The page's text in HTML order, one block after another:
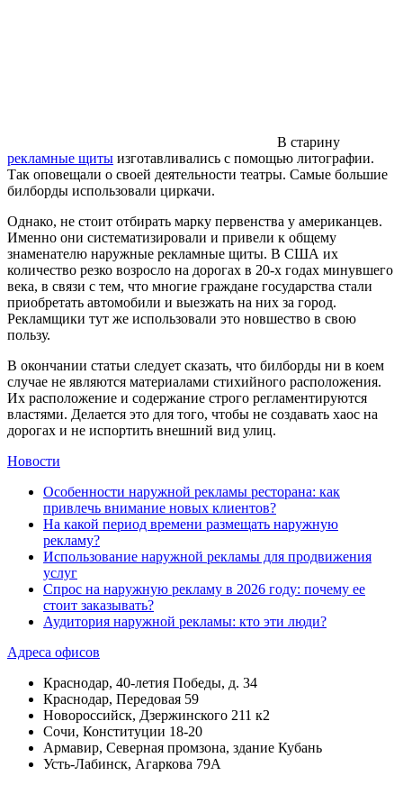
В старину
рекламные щиты изготавливались с помощью литографии.
Так оповещали о своей деятельности театры. Самые большие
билборды использовали циркачи.
Однако, не стоит отбирать марку первенства у американцев.
Именно они систематизировали и привели к общему
знаменателю наружные рекламные щиты. В США их
количество резко возросло на дорогах в 20-х годах минувшего
века, в связи с тем, что многие граждане государства стали
приобретать автомобили и выезжать на них за город.
Рекламщики тут же использовали это новшество в свою
пользу.
В окончании статьи следует сказать, что билборды ни в коем
случае не являются материалами стихийного расположения.
Их расположение и содержание строго регламентируются
властями. Делается это для того, чтобы не создавать хаос на
дорогах и не испортить внешний вид улиц.
Новости
Особенности наружной рекламы ресторана: как
привлечь внимание новых клиентов?
На какой период времени размещать наружную
рекламу?
Использование наружной рекламы для продвижения
услуг
Спрос на наружную рекламу в 2026 году: почему ее
стоит заказывать?
Аудитория наружной рекламы: кто эти люди?
Адреса офисов
Краснодар, 40-летия Победы, д. 34
Краснодар, Передовая 59
Новороссийск, Дзержинского 211 к2
Сочи, Конституции 18-20
Армавир, Северная промзона, здание Кубань
Усть-Лабинск, Агаркова 79А